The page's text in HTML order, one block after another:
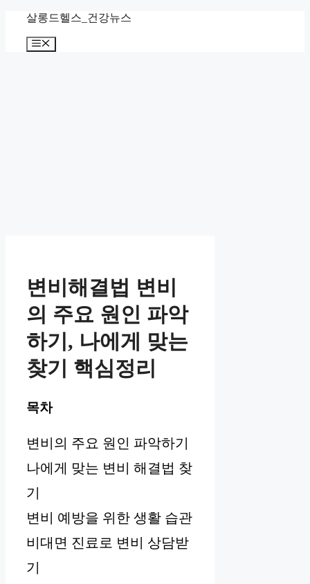
살롱드헬스_건강뉴스
메
변비해결법 변비
의 주요 원인 파악
하기, 나에게 맞는
찾기 핵심정리
목차
변비의 주요 원인 파악하기
나에게 맞는 변비 해결법 찾
기
변비 예방을 위한 생활 습관
비대면 진료로 변비 상담받
기